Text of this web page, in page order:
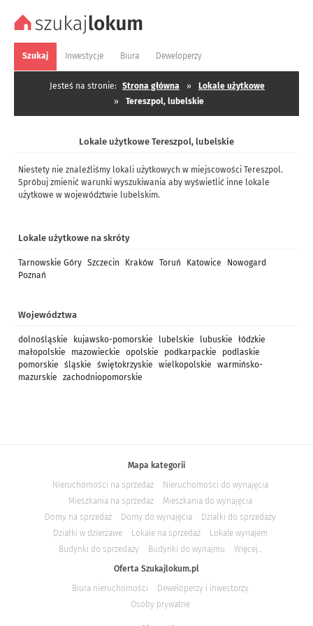
Szukaj Inwestycje Biura Deweloperzy
Jesteś na stronie: Strona główna »
Lokale użytkowe
»
Tereszpol, lubelskie
Lokale użytkowe Tereszpol, lubelskie
Niestety nie znaleźliśmy lokali użytkowych w miejscowości Tereszpol.
Spróbuj zmienić warunki wyszukiwania aby wyświetlić inne lokale
użytkowe w województwie lubelskim.
Lokale użytkowe na skróty
Tarnowskie Góry Szczecin Kraków Toruń Katowice
Nowogard
Poznań
Województwa
dolnośląskie kujawsko-pomorskie lubelskie lubuskie
łódzkie
małopolskie
mazowieckie opolskie podkarpackie
podlaskie
pomorskie
śląskie świętokrzyskie wielkopolskie
warmińsko-
mazurskie
zachodniopomorskie
Mapa kategorii
Nieruchomości na sprzedaż
Nieruchomości do wynajęcia
Mieszkania na sprzedaż
Mieszkania do wynajęcia
Domy na sprzedaż
Domy do wynajęcia
Działki do sprzedaży
Działki w dzierżawe
Lokale na sprzedaż
Lokale wynajem
Budynki do sprzedaży
Budynki do wynajmu
Więcej...
Oferta Szukajlokum.pl
Biura nieruchomości
Deweloperzy i inwestorzy
Osoby prywatne